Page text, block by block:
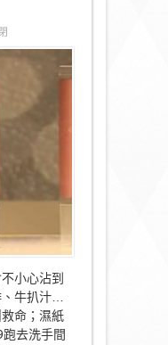
小心沾到
牛扒汁…
命；濕紙
去洗手間